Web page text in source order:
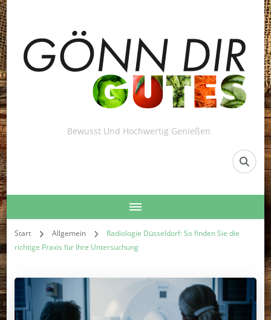
Bewusst Und Hochwertig Genießen
Start Allgemein
Radiologie Düsseldorf: So finden Sie die
richtige Praxis für Ihre Untersuchung